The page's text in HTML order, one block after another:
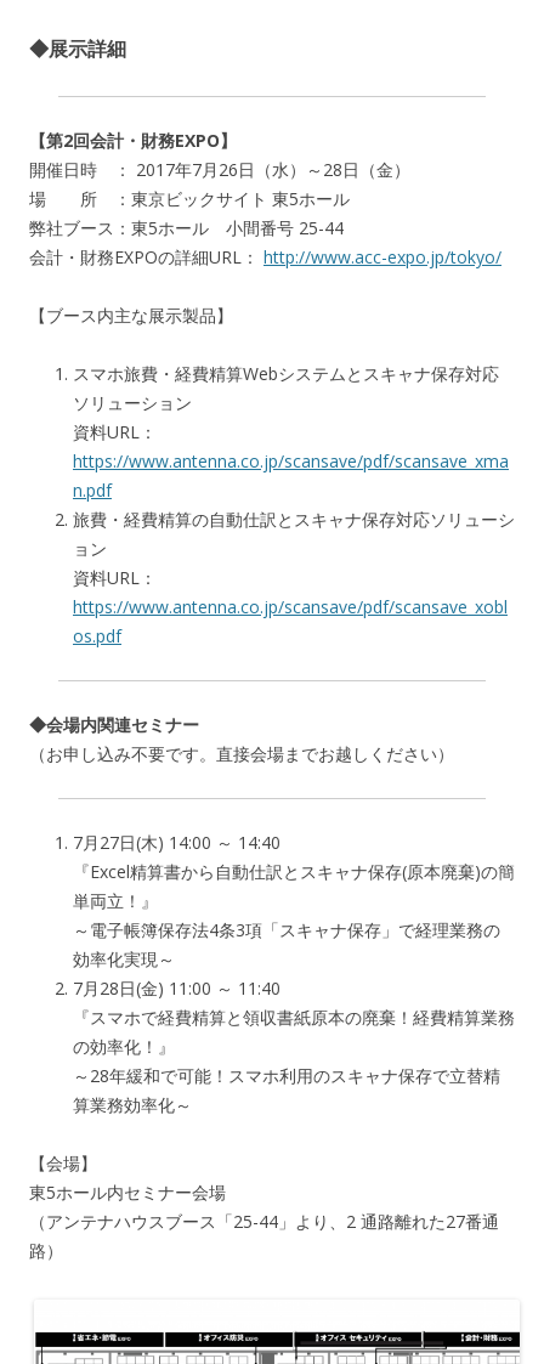
◆展示詳細
【第2回会計・財務EXPO】
開催日時 ： 2017年7月26日（水）～28日（金）
場 所 ：東京ビックサイト 東5ホール
弊社ブース：東5ホール 小間番号 25-44
会計・財務EXPOの詳細URL： http://www.acc-expo.jp/tokyo/
【ブース内主な展示製品】
スマホ旅費・経費精算Webシステムとスキャナ保存対応
ソリューション
資料URL：
https://www.antenna.co.jp/scansave/pdf/scansave_xma
n.pdf
旅費・経費精算の自動仕訳とスキャナ保存対応ソリューシ
ョン
資料URL：
https://www.antenna.co.jp/scansave/pdf/scansave_xobl
os.pdf
◆会場内関連セミナー
（お申し込み不要です。直接会場までお越しください）
7月27日(木) 14:00 ～ 14:40
『Excel精算書から自動仕訳とスキャナ保存(原本廃棄)の簡
単両立！』
～電子帳簿保存法4条3項「スキャナ保存」で経理業務の
効率化実現～
7月28日(金) 11:00 ～ 11:40
『スマホで経費精算と領収書紙原本の廃棄！経費精算業務
の効率化！』
～28年緩和で可能！スマホ利用のスキャナ保存で立替精
算業務効率化～
【会場】
東5ホール内セミナー会場
（アンテナハウスブース「25-44」より、2 通路離れた27番通
路）